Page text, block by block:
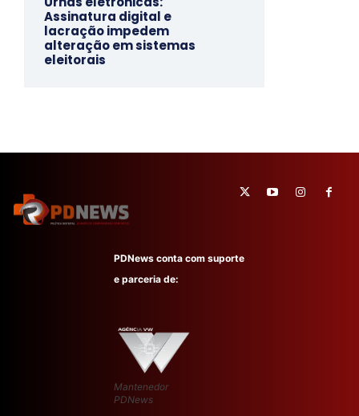
Assinatura digital e
lacração impedem
alteração em sistemas
eleitorais
PDNews conta com suporte
e parceria de:
Mantenedor
PDNews